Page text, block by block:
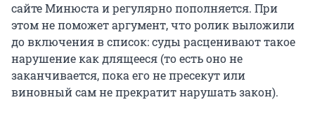
сайте Минюста и регулярно пополняется. При
этом не поможет аргумент, что ролик выложили
до включения в список: суды расценивают такое
нарушение как длящееся (то есть оно не
заканчивается, пока его не пресекут или
виновный сам не прекратит нарушать закон).